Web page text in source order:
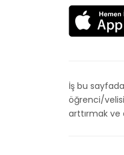
İş bu
öğrenci/
arttırmak ve